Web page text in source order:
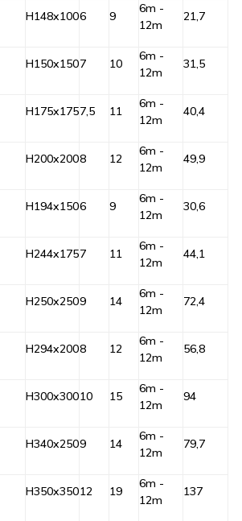
H148x1006 9
6m -
12m
21,7
H150x1507 10
6m -
12m
31,5
H175x1757,5 11
6m -
12m
40,4
H200x2008 12
6m -
12m
49,9
H194x1506 9
6m -
12m
30,6
H244x1757 11
6m -
12m
44,1
H250x2509 14
6m -
12m
72,4
H294x2008 12
6m -
12m
56,8
H300x30010 15
6m -
12m
94
H340x2509 14
6m -
12m
79,7
H350x35012 19
6m -
12m
137